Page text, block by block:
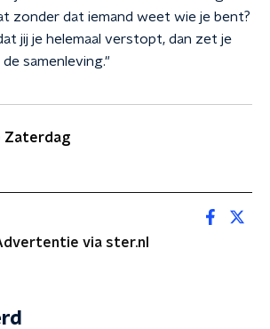
zonder dat iemand weet wie je bent?
jij je helemaal verstopt, dan zet je
samenleving."
Zaterdag
via ster.nl